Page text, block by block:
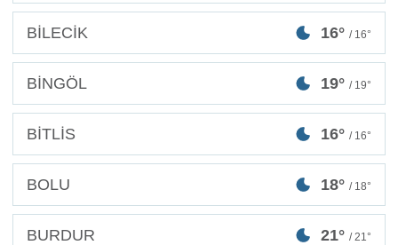
BİLECİK 16° / 16°
BİNGÖL 19° / 19°
BİTLİS 16° / 16°
BOLU 18° / 18°
BURDUR 21° / 21°